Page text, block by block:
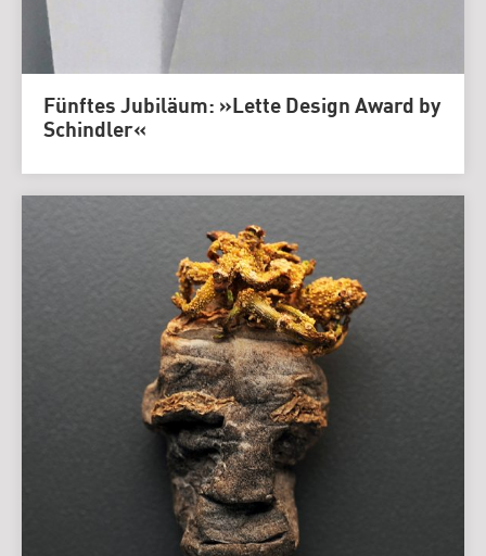
Fünftes Jubiläum: »Lette Design Award by
Schindler«